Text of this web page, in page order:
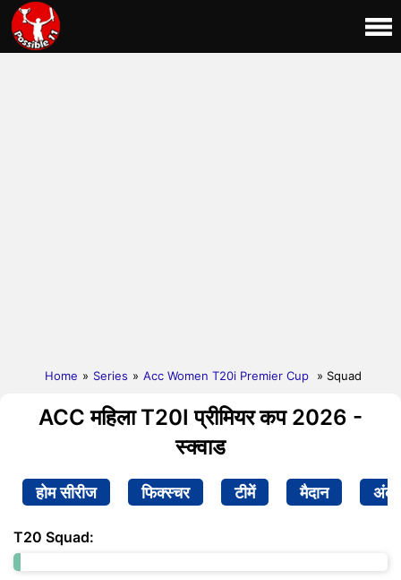
Home » Series » Acc Women T20i Premier Cup » Squad
ACC महिला T20I प्रीमियर कप 2026 -
स्क्वाड
होम सीरीज फिक्स्चर टीमें मैदान अंक
T20 Squad: